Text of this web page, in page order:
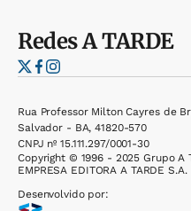
RedesA TARDE
Rua Professor Milton Cayres de
Salvador - BA, 41820-570
CNPJ nº 15.111.297/0001-30
Copyright © 1996 - 2025 Grupo A
EMPRESA EDITORA A TARDE S.A.
Desenvolvido por: